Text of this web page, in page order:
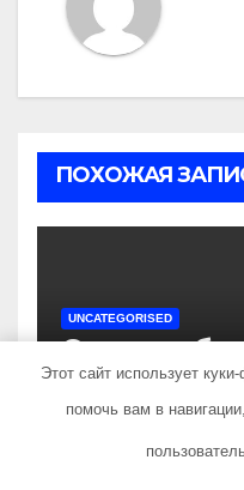
ПОХОЖАЯ
UNCATEGORISED
Состав и
«Иванушки
— история
и судьбы
Этот сайт использует
помочь вам в